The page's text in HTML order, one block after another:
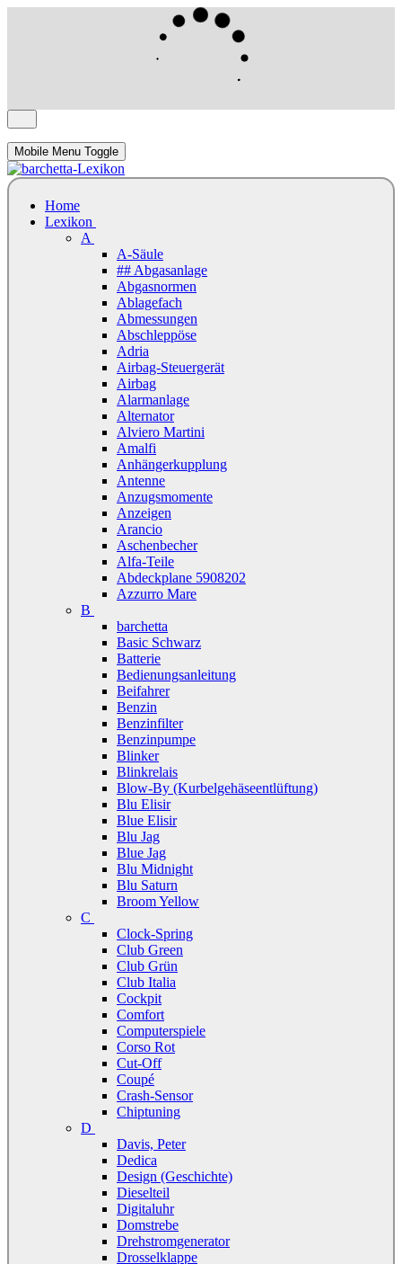
Mobile Menu Toggle
Home
Lexikon
A
A-Säule
## Abgasanlage
Abgasnormen
Ablagefach
Abmessungen
Abschleppöse
Adria
Airbag-Steuergerät
Airbag
Alarmanlage
Alternator
Alviero Martini
Amalfi
Anhängerkupplung
Antenne
Anzugsmomente
Anzeigen
Arancio
Aschenbecher
Alfa-Teile
Abdeckplane 5908202
Azzurro Mare
B
barchetta
Basic Schwarz
Batterie
Bedienungsanleitung
Beifahrer
Benzin
Benzinfilter
Benzinpumpe
Blinker
Blinkrelais
Blow-By (Kurbelgehäseentlüftung)
Blu Elisir
Blue Elisir
Blu Jag
Blue Jag
Blu Midnight
Blu Saturn
Broom Yellow
C
Clock-Spring
Club Green
Club Grün
Club Italia
Cockpit
Comfort
Computerspiele
Corso Rot
Cut-Off
Coupé
Crash-Sensor
Chiptuning
D
Davis, Peter
Dedica
Design (Geschichte)
Dieselteil
Digitaluhr
Domstrebe
Drehstromgenerator
Drosselklappe